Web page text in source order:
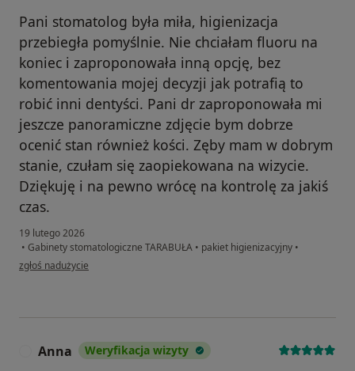
Pani stomatolog była miła, higienizacja
przebiegła pomyślnie. Nie chciałam fluoru na
koniec i zaproponowała inną opcję, bez
komentowania mojej decyzji jak potrafią to
robić inni dentyści. Pani dr zaproponowała mi
jeszcze panoramiczne zdjęcie bym dobrze
ocenić stan również kości. Zęby mam w dobrym
stanie, czułam się zaopiekowana na wizycie.
Dziękuję i na pewno wrócę na kontrolę za jakiś
czas.
19 lutego 2026
• Gabinety stomatologiczne TARABUŁA • pakiet higienizacyjny •
w opinii użytkownika Marzena
zgłoś nadużycie
Anna Weryfikacja wizyty